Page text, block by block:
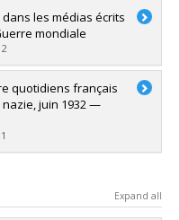
les médias écrits
mondiale
quotidiens français
juin 1932 —
Expand all